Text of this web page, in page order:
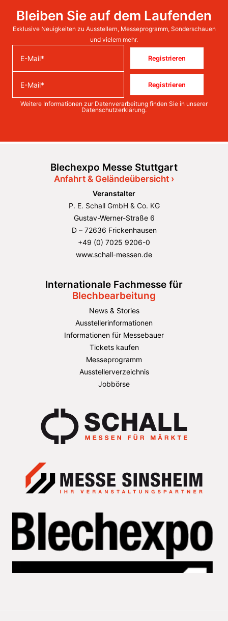
Bleiben Sie auf dem Laufenden
Exklusive Neuigkeiten zu Ausstellern, Messeprogramm, Sonderschauen
und vielem mehr.
Registrieren
Registrieren
Weitere Informationen zur Datenverarbeitung finden Sie in unserer
Datenschutzerklärung.
Blechexpo Messe Stuttgart
Anfahrt & Geländeübersicht ›
Veranstalter
P. E. Schall GmbH & Co. KG
Gustav-Werner-Straße 6
D – 72636 Frickenhausen
+49 (0) 7025 9206-0
www.schall-messen.de
Internationale Fachmesse für
Blechbearbeitung
News & Stories
Ausstellerinformationen
Informationen für Messebauer
Tickets kaufen
Messeprogramm
Ausstellerverzeichnis
Jobbörse